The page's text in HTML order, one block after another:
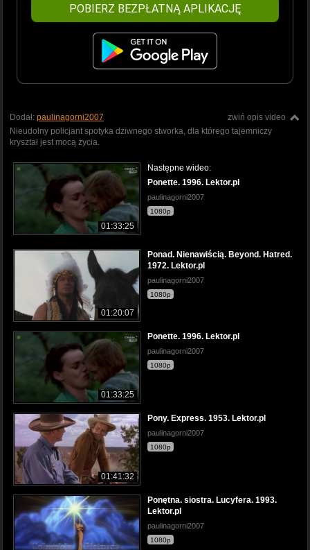
POBIERZ BEZPŁATNĄ APLIKACJĘ
zwiń opis video
Dodał: paulinagorni2007
Nieudolny policjant spotyka dziwnego stworka, dla którego tajemniczy
kryształ jest mocą życia.
01:33:25
Następne wideo:
Ponette. 1996. Lektor.pl
paulinagorni2007
1080p
01:20:07
Ponad. Nienawiścią. Beyond. Hatred.
1972. Lektor.pl
paulinagorni2007
1080p
01:33:25
Ponette. 1996. Lektor.pl
paulinagorni2007
1080p
01:41:32
Pony. Express. 1953. Lektor.pl
paulinagorni2007
1080p
Ponętna. siostra. Lucyfera. 1993.
Lektor.pl
paulinagorni2007
1080p